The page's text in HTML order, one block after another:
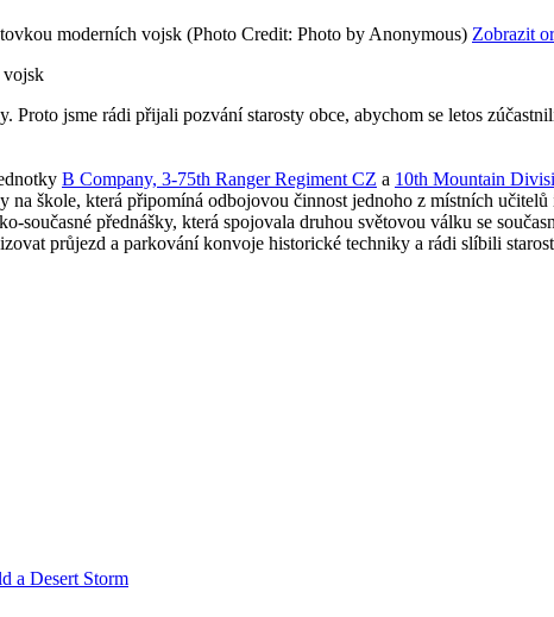
moderních vojsk (Photo Credit: Photo by Anonymous) Zobrazit
vojsk
jsme rádi přijali pozvání starosty obce, abychom se letos
B Company, 3-75th Ranger Regiment CZ a 10th Mountain
škole, která připomíná odbojovou činnost jednoho z místních
současné přednášky, která spojovala druhou světovou válku se
průjezd a parkování konvoje historické techniky a rádi slíbili
a Desert Storm